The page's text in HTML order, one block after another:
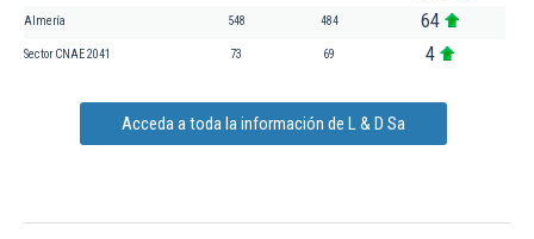
Almería 548 484 64
Sector CNAE 2041 73 69 4
Acceda a toda la información de L & D Sa